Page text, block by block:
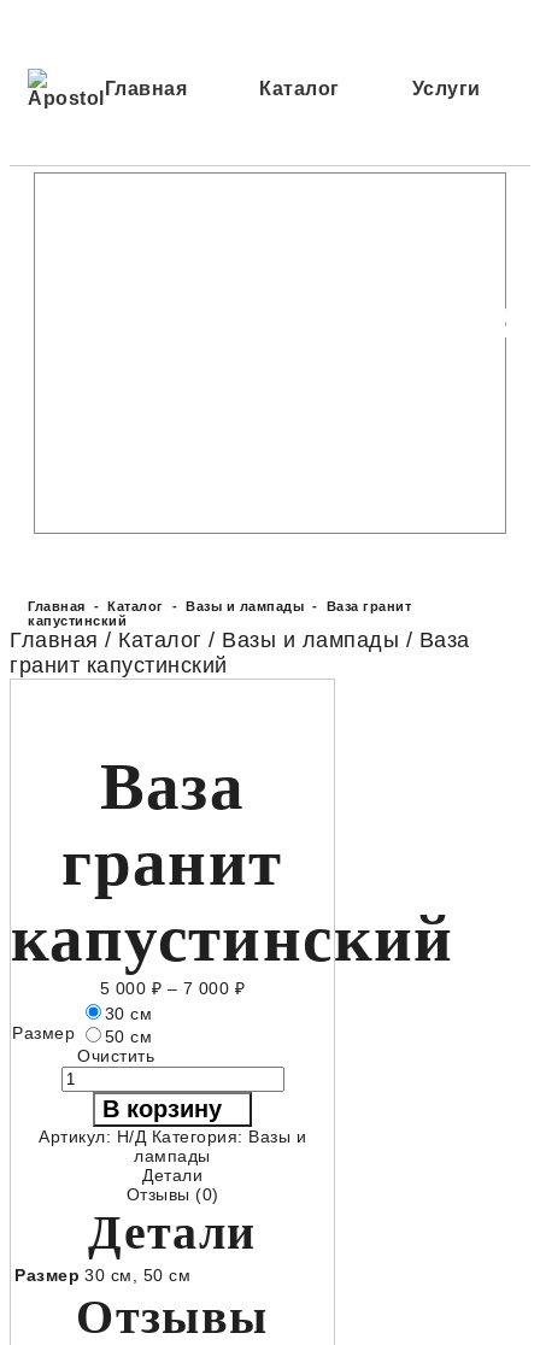
Главная Каталог Услуги
мастерская
Главная - Каталог - Вазы и лампады - Ваза гранит
капустинский
Главная / Каталог / Вазы и лампады / Ваза
гранит капустинский
Ваза
гранит
капустинский
5 000 ₽ – 7 000 ₽
Размер
30 см
50 см
Очистить
Количество
Ваза
гранит
капустинский
В корзину
Артикул: Н/Д Категория: Вазы и
лампады
Детали
Отзывы (0)
Детали
Размер 30 см 50 см
Отзывы